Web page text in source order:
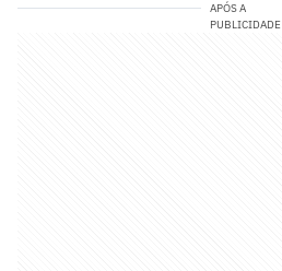
APÓS A
PUBLICIDADE